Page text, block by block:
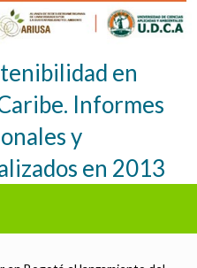
en
Informes
y
en 2013